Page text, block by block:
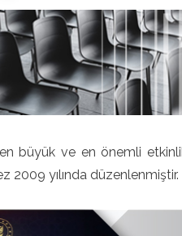
büyük ve en önemli
2009 yılında düzenlenmiştir.